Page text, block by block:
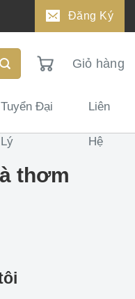
Đăng Ký
Giỏ hàng
Tuyển Đại
Lý
Liên
Hệ
thơm